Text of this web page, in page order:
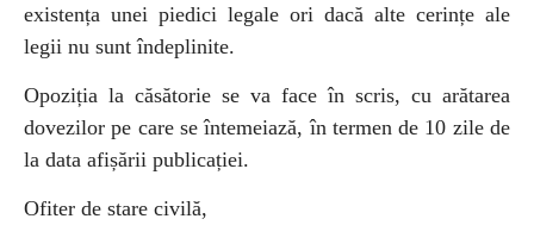
existența unei piedici legale ori dacă alte cerințe ale
legii nu sunt îndeplinite.
Opoziția la căsătorie se va face în scris, cu arătarea
dovezilor pe care se întemeiază, în termen de 10 zile de
la data afișării publicației.
Ofiter de stare civilă,